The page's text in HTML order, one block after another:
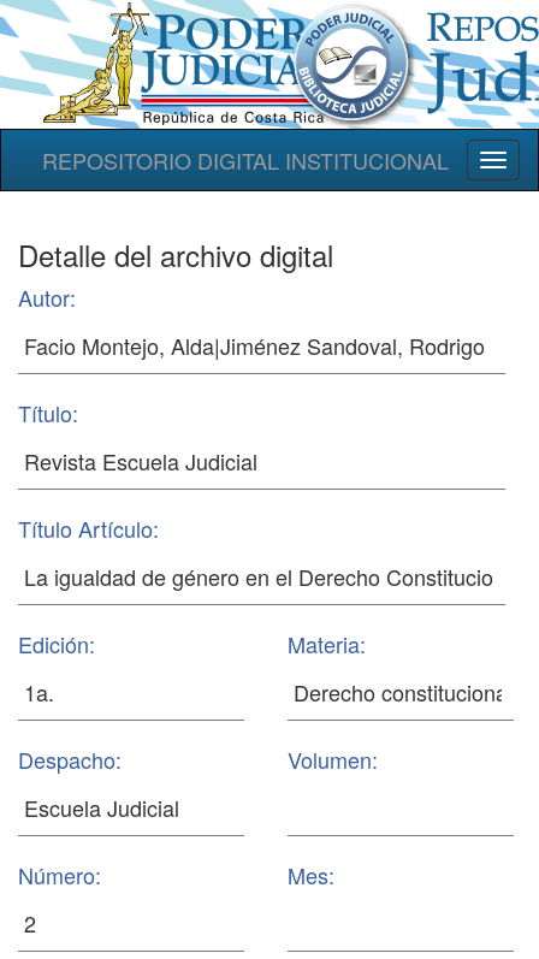
REPOSITORIO DIGITAL INSTITUCIONAL
Detalle del archivo digital
Autor:
Título:
Título Artículo:
Edición: Materia:
Despacho: Volumen:
Número: Mes: